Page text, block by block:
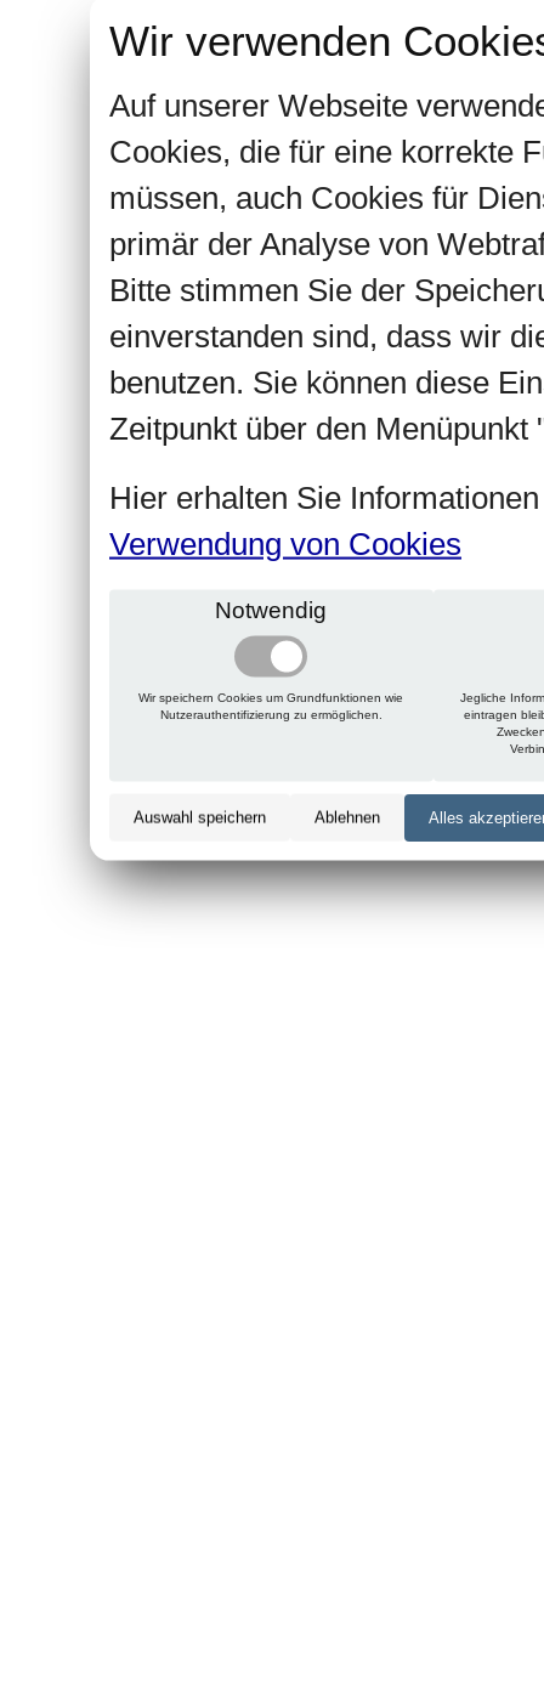
Wir verwenden
Auf unserer Webseite
Cookies, die für eine korrekte
müssen, auch Cookies für
primär der Analyse von
Bitte stimmen Sie der
einverstanden sind, dass wir
benutzen. Sie können diese
Zeitpunkt über den Menüpunkt
Hier erhalten Sie
Verwendung von Cookies
Notwendig
Wir speichern Cookies um Grundfunktionen wie
Nutzerauthentifizierung zu ermöglichen.
Jegliche
eintragen
Auswahl speichern Ablehnen Alles